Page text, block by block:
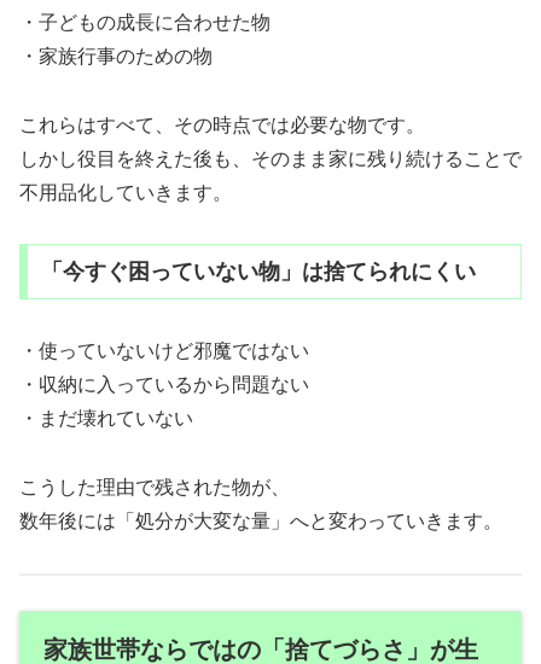
・子どもの成長に合わせた物
・家族行事のための物
これらはすべて、その時点では必要な物です。
しかし役目を終えた後も、そのまま家に残り続けることで
不用品化していきます。
「今すぐ困っていない物」は捨てられにくい
・使っていないけど邪魔ではない
・収納に入っているから問題ない
・まだ壊れていない
こうした理由で残された物が、
数年後には「処分が大変な量」へと変わっていきます。
家族世帯ならではの「捨てづらさ」が生